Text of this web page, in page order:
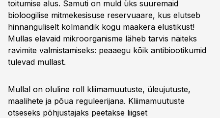
toitumise alus. Samuti on muld üks suuremaid
bioloogilise mitmekesisuse reservuaare, kus elutseb
hinnanguliselt kolmandik kogu maakera elustikust!
Mullas elavaid mikroorganisme läheb tarvis näiteks
ravimite valmistamiseks: peaaegu kõik antibiootikumid
tulevad mullast.
Mullal on oluline roll kliimamuutuste, üleujutuste,
maalihete ja põua reguleerijana. Kliimamuutuste
otseseks põhjustajaks peetakse liigset